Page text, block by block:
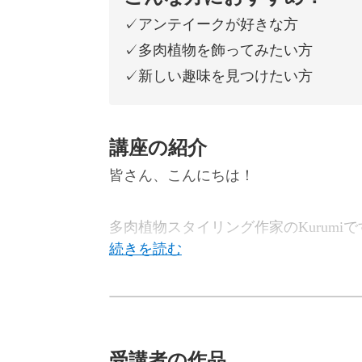
✓アンテイークが好きな方
✓多肉植物を飾ってみたい方
✓新しい趣味を見つけたい方
講座の紹介
皆さん、こんにちは！
多肉植物スタイリング作家のKurumiで